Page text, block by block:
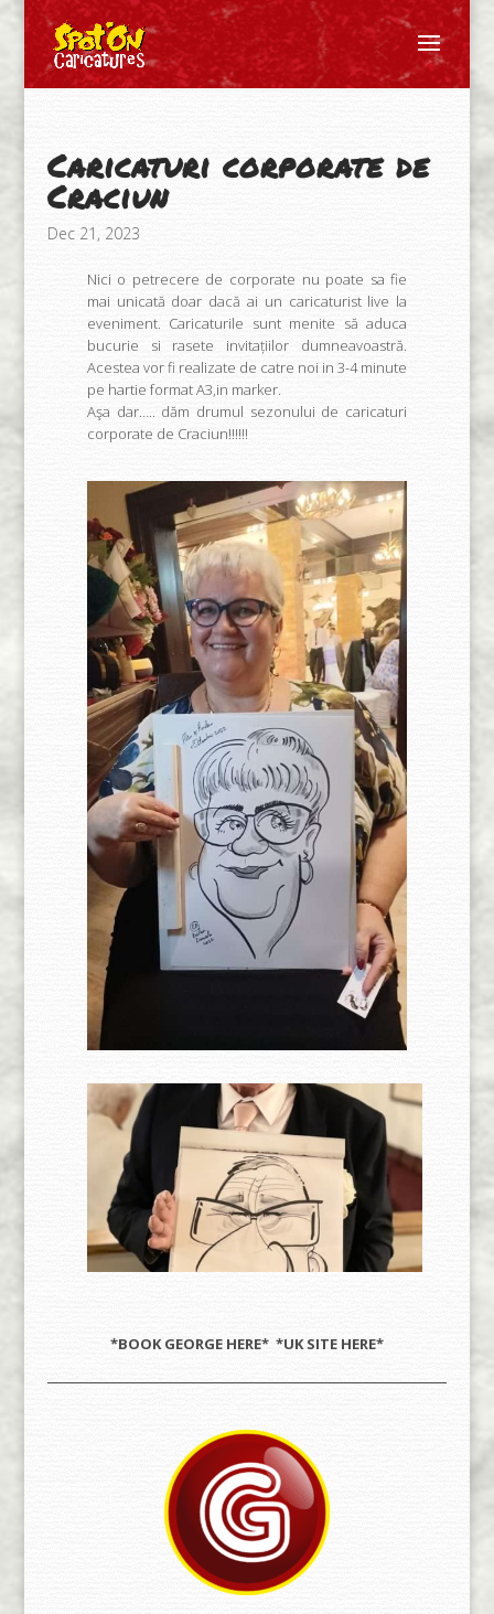
Caricaturi corporate de
Craciun
Dec 21, 2023
Nici o petrecere de corporate nu poate sa fie
mai unicată doar dacă ai un caricaturist live la
eveniment. Caricaturile sunt menite să aduca
bucurie si rasete invitațiilor dumneavoastră.
Acestea vor fi realizate de catre noi in 3-4 minute
pe hartie format A3,in marker.
Aşa dar….. dăm drumul sezonului de caricaturi
corporate de Craciun!!!!!!
*BOOK GEORGE HERE* *UK SITE HERE*